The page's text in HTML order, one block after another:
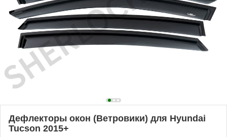
Дефлекторы окон (Ветровики) для Hyundai
Tucson 2015+